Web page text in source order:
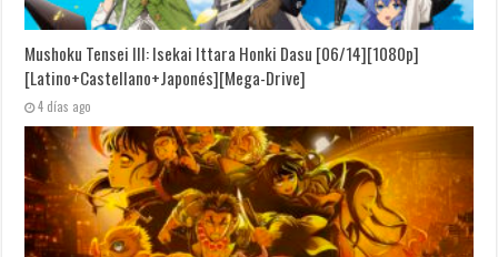
Mushoku Tensei III: Isekai Ittara Honki Dasu [06/14][1080p]
[Latino+Castellano+Japonés][Mega-Drive]
4 días ago